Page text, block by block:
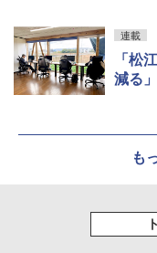
連載
「松
減る
も